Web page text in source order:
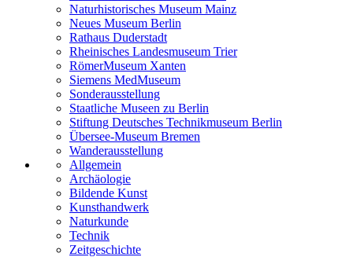
Naturhistorisches Museum Mainz
Neues Museum Berlin
Rathaus Duderstadt
Rheinisches Landesmuseum Trier
RömerMuseum Xanten
Siemens MedMuseum
Sonderausstellung
Staatliche Museen zu Berlin
Stiftung Deutsches Technikmuseum Berlin
Übersee-Museum Bremen
Wanderausstellung
Allgemein
Archäologie
Bildende Kunst
Kunsthandwerk
Naturkunde
Technik
Zeitgeschichte